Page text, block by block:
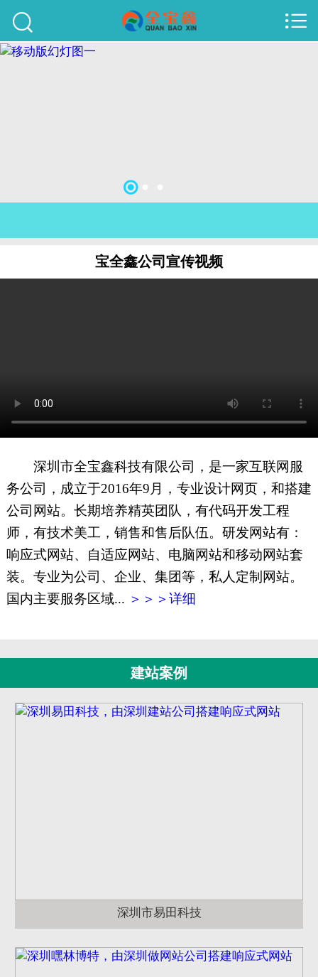
关于我们
联系我们
51La
XML地图


宝全鑫公司宣传视频
深圳市全宝鑫科技有限公司，是一家互联网服
务公司，成立于2016年9月，专业设计网页，和搭建
公司网站。长期培养精英团队，有代码开发工程
师，有技术美工，销售和售后队伍。研发网站有：
响应式网站、自适应网站、电脑网站和移动网站套
装。专业为公司、企业、集团等，私人定制网站。
国内主要服务区域... ＞＞＞详细
建站案例
深圳市易田科技